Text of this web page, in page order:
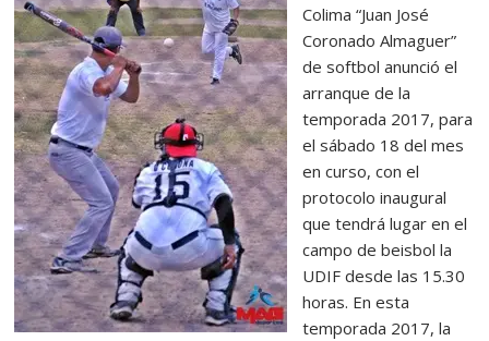
Colima “Juan José
Coronado Almaguer”
de softbol anunció el
arranque de la
temporada 2017, para
el sábado 18 del mes
en curso, con el
protocolo inaugural
que tendrá lugar en el
campo de beisbol la
UDIF desde las 15.30
horas. En esta
temporada 2017, la